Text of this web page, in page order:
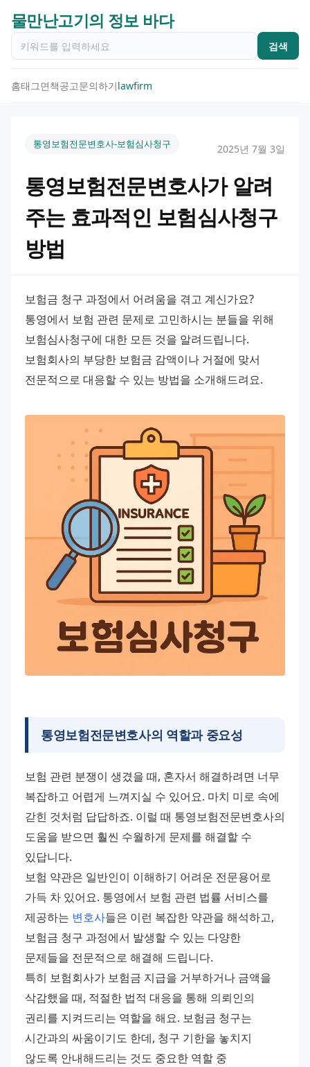
물만난고기의 정보 바다
검색
홈태그면책공고문의하기lawfirm
통영보험전문변호사-보험심사청구 2025년 7월 3일
통영보험전문변호사가 알려
주는 효과적인 보험심사청구
방법
보험금 청구 과정에서 어려움을 겪고 계신가요?
통영에서 보험 관련 문제로 고민하시는 분들을 위해
보험심사청구에 대한 모든 것을 알려드립니다.
보험회사의 부당한 보험금 감액이나 거절에 맞서
전문적으로 대응할 수 있는 방법을 소개해드려요.
통영보험전문변호사의 역할과 중요성
보험 관련 분쟁이 생겼을 때, 혼자서 해결하려면 너무
복잡하고 어렵게 느껴지실 수 있어요. 마치 미로 속에
갇힌 것처럼 답답하죠. 이럴 때 통영보험전문변호사의
도움을 받으면 훨씬 수월하게 문제를 해결할 수
있답니다.
보험 약관은 일반인이 이해하기 어려운 전문용어로
가득 차 있어요. 통영에서 보험 관련 법률 서비스를
제공하는 변호사들은 이런 복잡한 약관을 해석하고,
보험금 청구 과정에서 발생할 수 있는 다양한
문제들을 전문적으로 해결해 드립니다.
특히 보험회사가 보험금 지급을 거부하거나 금액을
삭감했을 때, 적절한 법적 대응을 통해 의뢰인의
권리를 지켜드리는 역할을 해요. 보험금 청구는
시간과의 싸움이기도 한데, 청구 기한을 놓치지
않도록 안내해드리는 것도 중요한 역할 중